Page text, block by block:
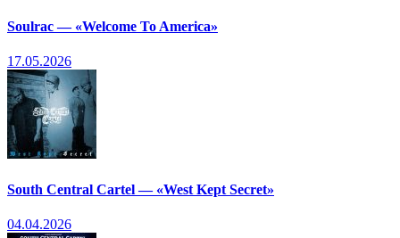
Soulrac — «Welcome To America»
17.05.2026
South Central Cartel — «West Kept Secret»
04.04.2026